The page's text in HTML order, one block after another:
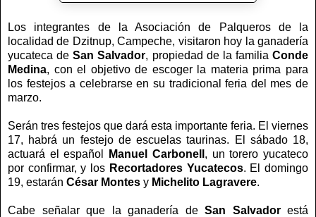
Los integrantes de la Asociación de Palqueros de la
localidad de Dzitnup, Campeche, visitaron hoy la ganadería
yucateca deSan Salvador, propiedad de la familia Conde
Medina, con el objetivo de escoger la materia prima para
los festejos a celebrarse en su tradicional feria del mes de
marzo.
Serán tres festejos que dará esta importante feria. El viernes
17, habrá un festejo de escuelas taurinas. El sábado 18,
actuará el español
Manuel Carbonell , un torero yucateco
por confirmar, y los Recortadores Yucatecos. El domingo
19, estarán César Montes y Michelito Lagravere.
Cabe señalar que la ganadería deSan Salvador está